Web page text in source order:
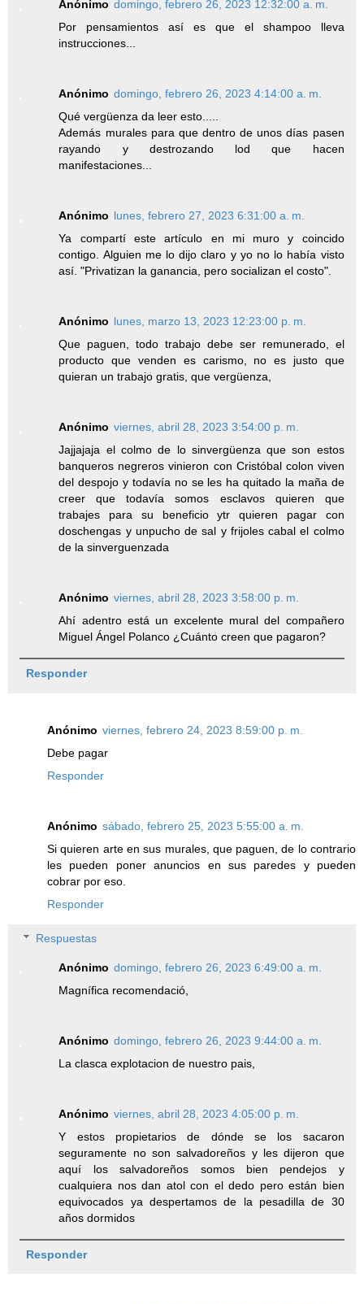
Anónimo domingo, febrero 26, 2023 12:32:00 a. m.
Por pensamientos así es que el shampoo lleva
instrucciones...
Anónimo domingo, febrero 26, 2023 4:14:00 a. m.
Qué vergüenza da leer esto.....
Además murales para que dentro de unos días pasen
rayando y destrozando lod que hacen
manifestaciones...
Anónimo lunes, febrero 27, 2023 6:31:00 a. m.
Ya compartí este artículo en mi muro y coincido
contigo. Alguien me lo dijo claro y yo no lo había visto
así. "Privatizan la ganancia, pero socializan el costo".
Anónimo lunes, marzo 13, 2023 12:23:00 p. m.
Que paguen, todo trabajo debe ser remunerado, el
producto que venden es carismo, no es justo que
quieran un trabajo gratis, que vergüenza,
Anónimo viernes, abril 28, 2023 3:54:00 p. m.
Jajjajaja el colmo de lo sinvergüenza que son estos
banqueros negreros vinieron con Cristóbal colon viven
del despojo y todavía no se les ha quitado la maña de
creer que todavía somos esclavos quieren que
trabajes para su beneficio ytr quieren pagar con
doschengas y unpucho de sal y frijoles cabal el colmo
de la sinverguenzada
Anónimo viernes, abril 28, 2023 3:58:00 p. m.
Ahí adentro está un excelente mural del compañero
Miguel Ángel Polanco ¿Cuánto creen que pagaron?
Responder
Anónimo viernes, febrero 24, 2023 8:59:00 p. m.
Debe pagar
Responder
Anónimo sábado, febrero 25, 2023 5:55:00 a. m.
Si quieren arte en sus murales, que paguen, de lo contrario
les pueden poner anuncios en sus paredes y pueden
cobrar por eso.
Responder
Respuestas
Anónimo domingo, febrero 26, 2023 6:49:00 a. m.
Magnífica recomendació,
Anónimo domingo, febrero 26, 2023 9:44:00 a. m.
La clasca explotacion de nuestro pais,
Anónimo viernes, abril 28, 2023 4:05:00 p. m.
Y estos propietarios de dónde se los sacaron
seguramente no son salvadoreños y les dijeron que
aquí los salvadoreños somos bien pendejos y
cualquiera nos dan atol con el dedo pero están bien
equivocados ya despertamos de la pesadilla de 30
años dormidos
Responder